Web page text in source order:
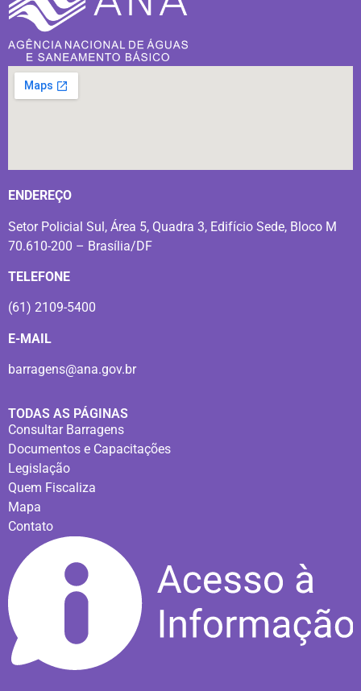
ENDEREÇO
Setor Policial Sul, Área 5, Quadra 3, Edifício Sede, Bloco M
70.610-200 – Brasília/DF
TELEFONE
(61) 2109-5400
E-MAIL
barragens@ana.gov.br
TODAS AS PÁGINAS
Consultar Barragens
Documentos e Capacitações
Legislação
Quem Fiscaliza
Mapa
Contato